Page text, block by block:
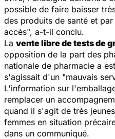
possible de faire baisser
des produits de santé et
accès", a-t-il conclu.
La vente libre de tests de
opposition de la part des
nationale de pharmacie a
s'agissait d'un "mauvais
L'information sur
remplacer un
quand il s'agit de très
femmes en situation
dans un communiqué.